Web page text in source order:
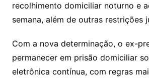
recolhimento domiciliar noturno e
semana, além de outras restrições
Com a nova determinação, o ex-
permanecer em prisão domiciliar
eletrônica contínua, com regras